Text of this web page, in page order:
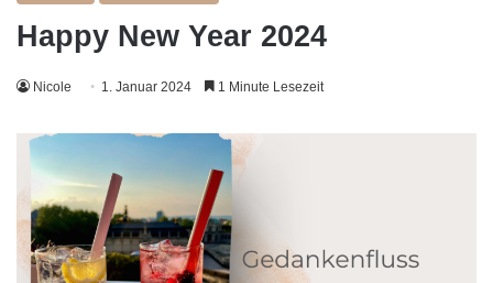
Happy New Year 2024
Nicole 1. Januar 2024 1 Minute Lesezeit